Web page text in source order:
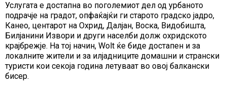
Услугата е достапна во поголемиот дел од урбаното
подрачје на градот, опфаќајќи ги старото градско јадро,
Канео, центарот на Охрид, Далјан, Воска, Видобишта,
Билјанини Извори и други населби долж охридското
крајбрежје. На тој начин, Wolt ќе биде достапен и за
локалните жители и за илјадниците домашни и странски
туристи кои секоја година летуваат во овој балкански
бисер.